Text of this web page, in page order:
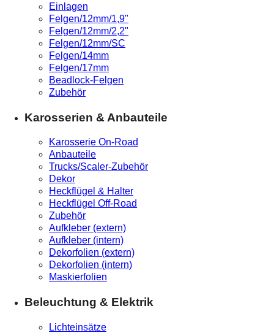
Einlagen
Felgen/12mm/1,9"
Felgen/12mm/2,2"
Felgen/12mm/SC
Felgen/14mm
Felgen/17mm
Beadlock-Felgen
Zubehör
Karosserien & Anbauteile
Karosserie On-Road
Anbauteile
Trucks/Scaler-Zubehör
Dekor
Heckflügel & Halter
Heckflügel Off-Road
Zubehör
Aufkleber (extern)
Aufkleber (intern)
Dekorfolien (extern)
Dekorfolien (intern)
Maskierfolien
Beleuchtung & Elektrik
Lichteinsätze